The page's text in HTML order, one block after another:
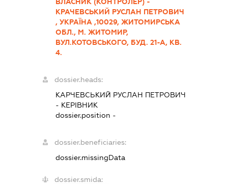
КРАЧЕВСЬКИЙ РУСЛАН ПЕТРОВИЧ
, УКРАЇНА ,10029, ЖИТОМИРСЬКА
ОБЛ., М. ЖИТОМИР,
ВУЛ.КОТОВСЬКОГО, БУД. 21-А, КВ.
4.
dossier.heads:
КАРЧЕВСЬКИЙ РУСЛАН ПЕТРОВИЧ
- КЕРІВНИК
dossier.position -
dossier.beneficiaries:
dossier.missingData
dossier.smida: